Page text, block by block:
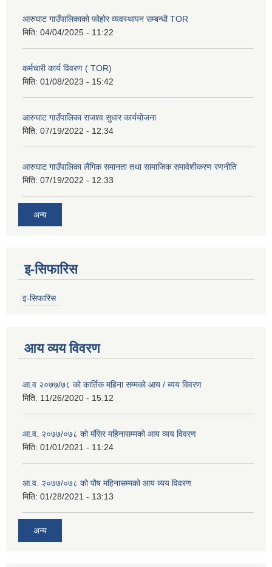
आरुघाट गाउँपालिकाको फोहोर व्यवस्थापन सम्बन्धी TOR
मिति: 04/04/2025 - 11:22
कर्मचारी कार्य विवरण ( TOR)
मिति: 01/08/2023 - 15:42
आरुघाट गाउँपालिका राजश्व सुधार कार्ययोजना
मिति: 07/19/2022 - 12:34
आरुघाट गाउँपालिका लैंगिक समानता तथा सामाजिक समावेशीकरण रणनीति
मिति: 07/19/2022 - 12:33
अन्य
इ-सिफारिस
इ-सिफारिस
आय व्यय विवरण
आ.व २०७७/७८ को कार्तिक महिना सम्मको आय / ब्यय विवरण
मिति: 11/26/2020 - 15:12
आ.व. २०७७/०७८ को मंसिर महिनासम्मको आय व्यय विवरण
मिति: 01/01/2021 - 11:24
आ.व. २०७७/०७८ को पौष महिनासम्मको आय व्यय विवरण
मिति: 01/28/2021 - 13:13
अन्य